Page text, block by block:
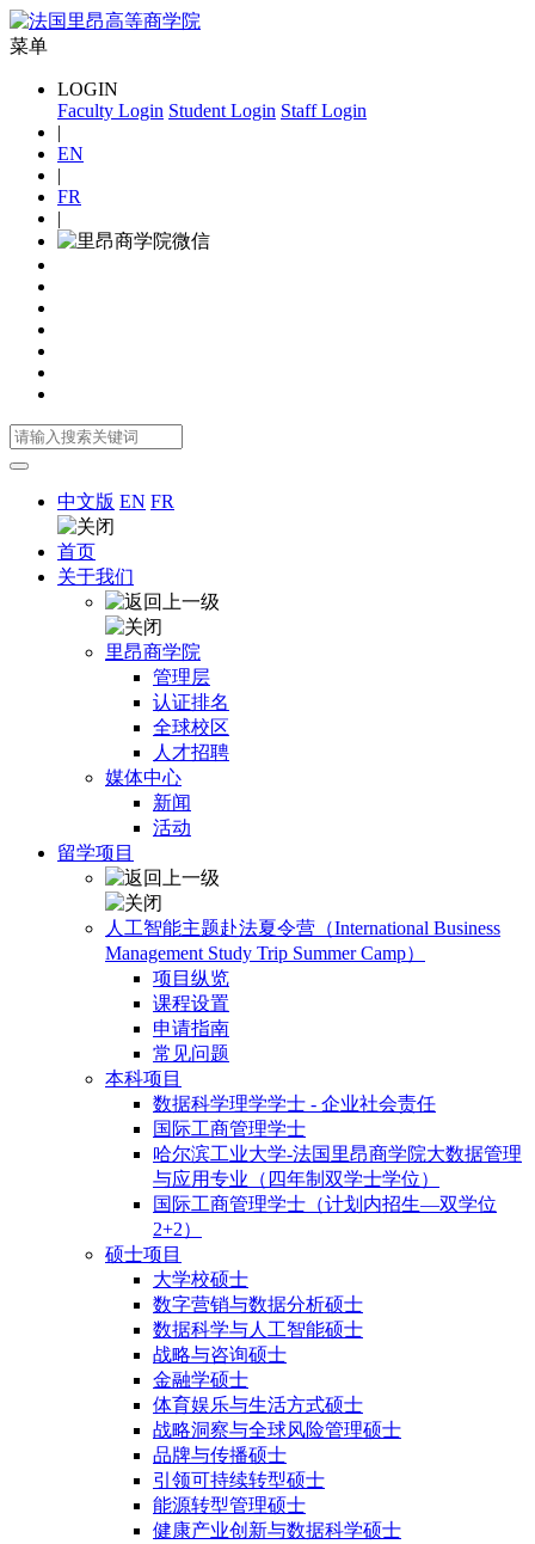
菜单
LOGIN
Faculty Login Student Login Staff Login
|
EN
|
FR
|
中文版 EN FR
首页
关于我们
里昂商学院
管理层
认证排名
全球校区
人才招聘
媒体中心
新闻
活动
留学项目
人工智能主题赴法夏令营（International Business
Management Study Trip Summer Camp）
项目纵览
课程设置
申请指南
常见问题
本科项目
数据科学理学学士 - 企业社会责任
国际工商管理学士
哈尔滨工业大学-法国里昂商学院大数据管理
与应用专业（四年制双学士学位）
国际工商管理学士（计划内招生—双学位
2+2）
硕士项目
大学校硕士
数字营销与数据分析硕士
数据科学与人工智能硕士
战略与咨询硕士
金融学硕士
体育娱乐与生活方式硕士
战略洞察与全球风险管理硕士
品牌与传播硕士
引领可持续转型硕士
能源转型管理硕士
健康产业创新与数据科学硕士